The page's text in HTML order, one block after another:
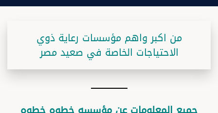
من اكبر واهم مؤسسات رعاية ذوي
الاحتياجات الخاصة في صعيد مصر